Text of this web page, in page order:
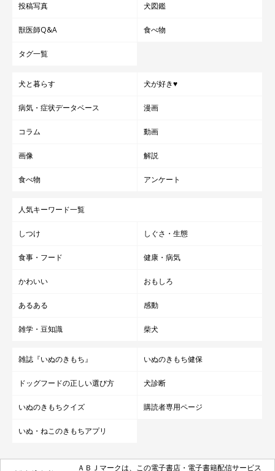
投稿写真 犬図鑑
獣医師Q&A 食べ物
タグ一覧
犬と暮らす 犬が好き♥
病気・症状データベース 漫画
コラム 動画
画像 解説
食べ物 アンケート
人気キーワード一覧
しつけ しぐさ・生態
食事・フード 健康・病気
かわいい おもしろ
あるある 感動
雑学・豆知識 柴犬
雑誌『いぬのきもち』 いぬのきもち健保
ドッグフードの正しい選び方 犬診断
いぬのきもちクイズ 購読者専用ページ
いぬ・ねこのきもちアプリ
ＡＢＪマークは、この電子書店・電子書籍配信サービス